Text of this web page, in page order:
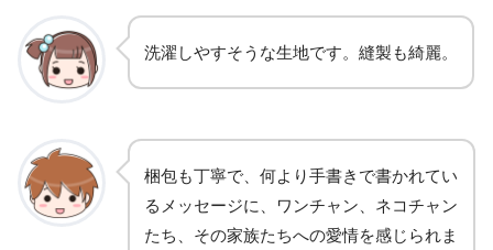
洗濯しやすそうな生地です。縫製も綺麗。
梱包も丁寧で、何より手書きで書かれてい
るメッセージに、ワンチャン、ネコチャン
たち、その家族たちへの愛情を感じられま